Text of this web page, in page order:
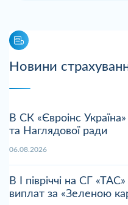
Новини
В СК «Євроінс
та Наглядової ради
06.08.2026
В І півріччі на СГ
виплат за «Зеленою